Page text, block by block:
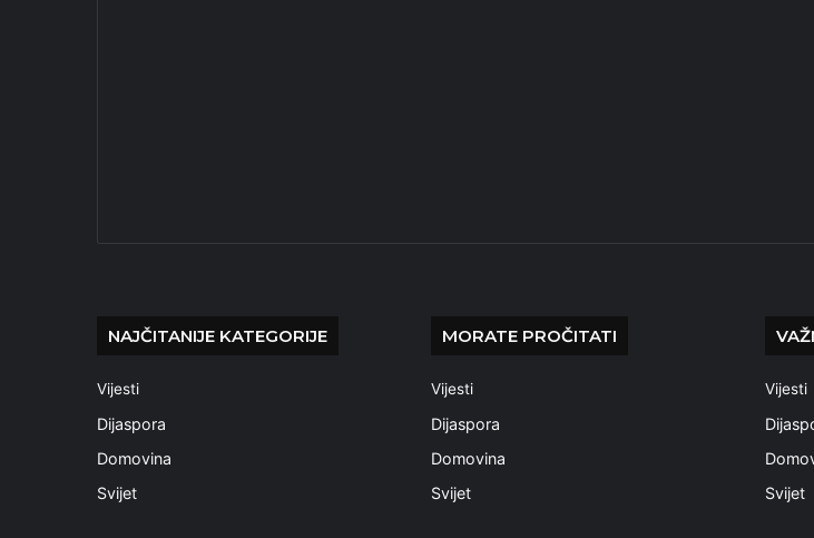
NAJČITANIJE KATEGORIJE
Vijesti
Dijaspora
Domovina
Svijet
MORATE PROČITATI
Vijesti
Dijaspora
Domovina
Svijet
Vijesti
Svijet